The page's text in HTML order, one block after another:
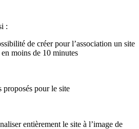
:
de créer pour l’association un site
moins de 10 minutes
pour le site
entièrement le site à l’image de